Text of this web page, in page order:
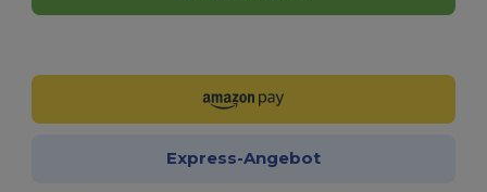
Express-Angebot